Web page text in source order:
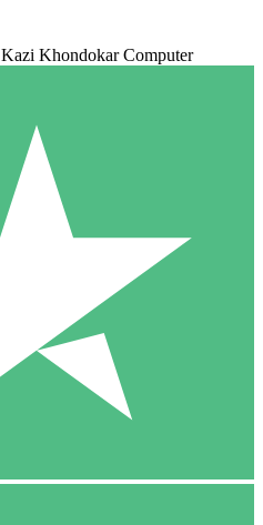
Kazi Khondokar Computer